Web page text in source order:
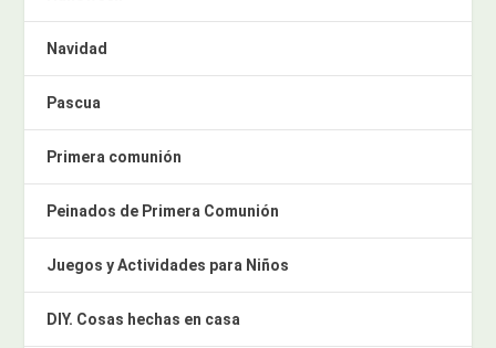
Navidad
Pascua
Primera comunión
Peinados de Primera Comunión
Juegos y Actividades para Niños
DIY. Cosas hechas en casa